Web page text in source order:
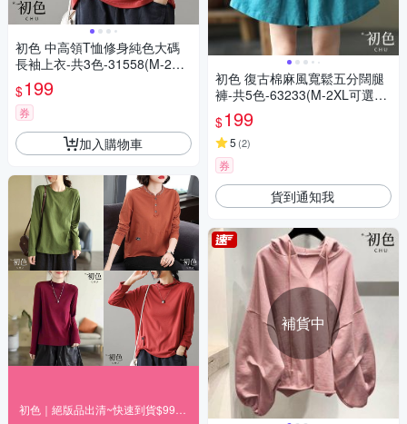
初色 中高領T恤修身純色大碼
長袖上衣-共3色-31558(M-2XL
可選)
$199
券
加入購物車
初色 復古棉麻風寬鬆五分闊腿
褲-共5色-63233(M-2XL可選現
貨+預購)
$199
5 (2)
券
貨到通知我
補貨中